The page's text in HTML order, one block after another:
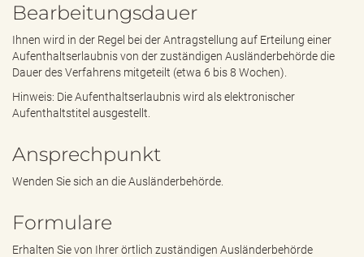
Bearbeitungsdauer
Ihnen wird in der Regel bei der Antragstellung auf Erteilung einer
Aufenthaltserlaubnis von der zuständigen Ausländerbehörde die
Dauer des Verfahrens mitgeteilt (etwa 6 bis 8 Wochen).
Hinweis: Die Aufenthaltserlaubnis wird als elektronischer
Aufenthaltstitel ausgestellt.
Ansprechpunkt
Wenden Sie sich an die Ausländerbehörde.
Formulare
Erhalten Sie von Ihrer örtlich zuständigen Ausländerbehörde